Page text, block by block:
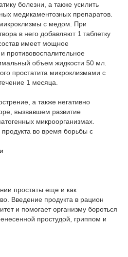
болезни, а также усилить
медикаментозных препаратов.
с медом. При
в него добавляют 1 таблетку
имеет мощное
противовоспалительное
объем жидкости 50 мл.
простатита микроклизмами с
1 месяца.
а также негативно
вызвавшем развитие
микроорганизмах.
во время борьбы с
простаты еще и как
Введение продукта в рацион
и помогает организму бороться
простудой, гриппом и